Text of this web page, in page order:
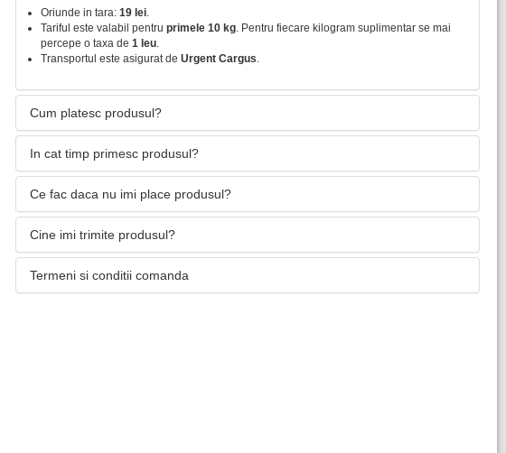
Oriunde in tara: 19 lei.
Tariful este valabil pentru primele 10 kg. Pentru fiecare kilogram suplimentar se mai
percepe o taxa de 1 leu.
Transportul este asigurat de Urgent Cargus.
Cum platesc produsul?
In cat timp primesc produsul?
Ce fac daca nu imi place produsul?
Cine imi trimite produsul?
Termeni si conditii comanda